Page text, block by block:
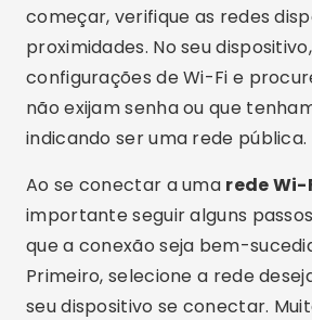
começar, verifique as redes
proximidades. No seu
configurações de Wi-Fi e
não exijam senha ou que
indicando ser uma rede pública.
Ao se conectar a uma rede
importante seguir alguns
que a conexão seja bem-
Primeiro, selecione a rede
seu dispositivo se conectar.